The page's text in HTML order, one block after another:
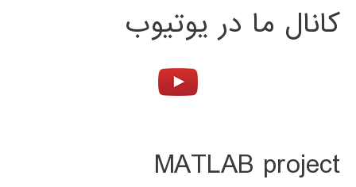
کانال ما در یوتیوب
MATLAB project